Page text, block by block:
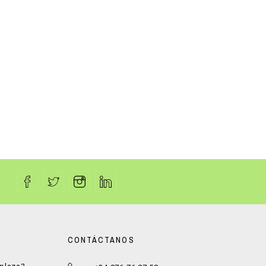
CONTÁCTANOS